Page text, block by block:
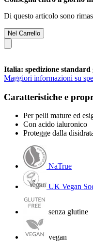
Di questo articolo sono
Nel Carrello
Italia: spedizione standard
Maggiori informazioni su
Caratteristiche e
Per pelli mature ed
Con acido ialuronico
Protegge dalla
NaTrue
UK Vegan
senza glutine
vegan